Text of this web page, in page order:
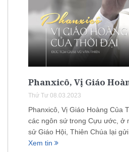
Phanxicô, Vị Giáo
Thứ Tư 08.03.2023
Phanxicô, Vị Giáo Hoàng Của
các ngôn sứ trong Cựu ước, ở
sử Giáo Hội, Thiên Chúa lại
Xem tin